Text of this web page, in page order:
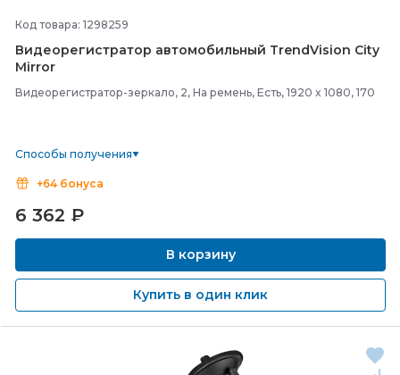
Код товара: 1298259
Видеорегистратор автомобильный TrendVision City
Mirror
Видеорегистратор-зеркало, 2, На ремень, Есть, 1920 x 1080, 170
Способы получения
+64 бонуса
6 362 ₽
В корзину
Купить в один клик